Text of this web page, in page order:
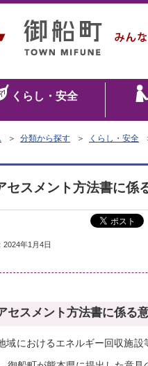
くらし・安全
＞ 分類から探す ＞ くらし・安全
セスメント方法書に係
2024年1月4日
セスメント方法書に係る
域におけるエネルギー回収施